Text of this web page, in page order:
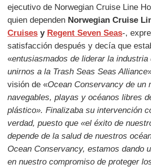
ejecutivo de Norwegian Cruise Line
quien dependen Norwegian Cruise
Cruises y Regent Seven Seas-,
satisfacción después y decía que
«entusiasmados de liderar la
unirnos a la Trash Seas Seas Alliance
visión de «Ocean Conservancy de un
navegables, playas y océanos libres
plástico». Finalizaba su intervención
verdad, puesto que «el éxito de
depende de la salud de nuestros
Ocean Conservancy, estamos dando
en nuestro compromiso de proteger